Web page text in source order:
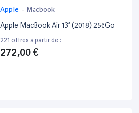
Apple - Macbook
Apple MacBook Air 13” (2018) 256Go
221 offres à partir de :
272,00 €